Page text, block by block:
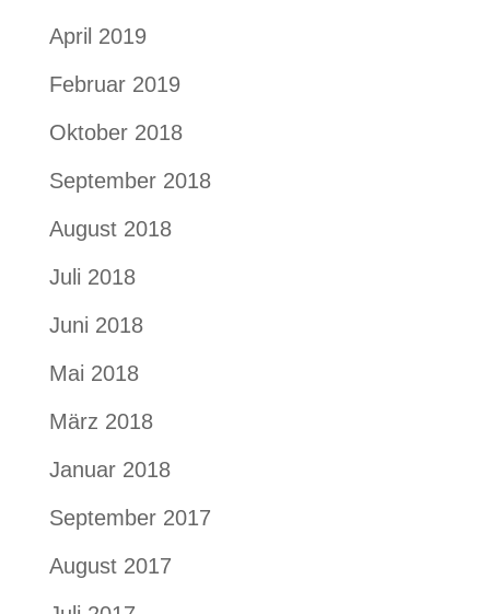
April 2019
Februar 2019
Oktober 2018
September 2018
August 2018
Juli 2018
Juni 2018
Mai 2018
März 2018
Januar 2018
September 2017
August 2017